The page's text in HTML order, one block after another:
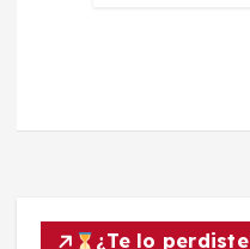
¿Te lo